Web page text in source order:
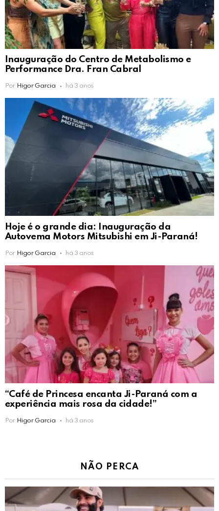
Inauguração do Centro de Metabolismo e
Performance Dra. Fran Cabral
Por Higor Garcia há 3 anos
Hoje é o grande dia: Inauguração da
Autovema Motors Mitsubishi em Ji-Paraná!
Por Higor Garcia há 3 anos
“Café de Princesa encanta Ji-Paraná com a
experiência mais rosa da cidade!”
Por Higor Garcia há 3 anos
NÃO PERCA